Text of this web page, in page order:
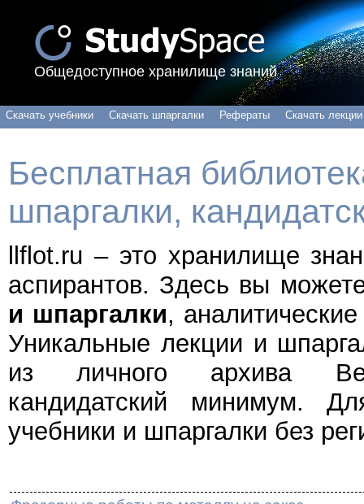
Общедоступное хранилище знаний
Скачать учебники Скачать шпаргалки Рефераты Скачать лекции
Бесплатная
шпаргалки,
llflot.ru – это хранилище
аспирантов. Здесь вы
и шпаргалки,
Уникальные лекции и
из личного архива
кандидатский минимум.
учебники и шпаргалки без